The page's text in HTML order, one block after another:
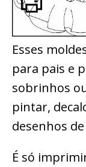
Esses
para pais e
sobrinhos
pintar,
desenhos
É só